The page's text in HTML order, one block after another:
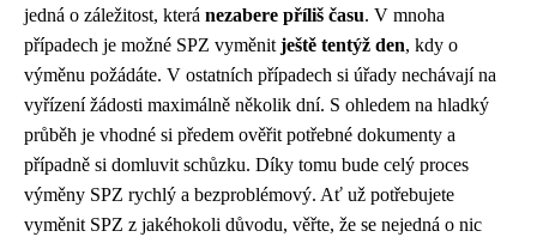
jedná o záležitost, která nezabere příliš času. V mnoha
případech je možné SPZ vyměnit ještě tentýž den, kdy o
výměnu požádáte. V ostatních případech si úřady nechávají na
vyřízení žádosti maximálně několik dní. S ohledem na hladký
průběh je vhodné si předem ověřit potřebné dokumenty a
případně si domluvit schůzku. Díky tomu bude celý proces
výměny SPZ rychlý a bezproblémový. Ať už potřebujete
vyměnit SPZ z jakéhokoli důvodu, věřte, že se nejedná o nic